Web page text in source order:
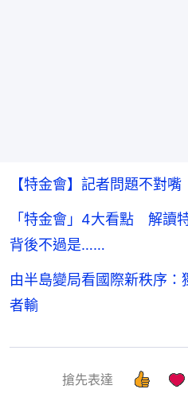
【特金會】記者問題不對
「特金會」4大看點 解讀
背後不過是……
由半島變局看國際新秩序
者輸
搶先表達